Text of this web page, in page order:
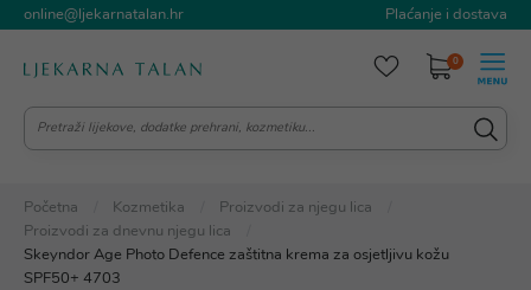
online@ljekarnatalan.hr Plaćanje i dostava
0
Početna Kozmetika
Proizvodi za njegu lica
Proizvodi za dnevnu njegu lica
Skeyndor Age Photo Defence zaštitna krema za osjetljivu kožu
SPF50+ 4703